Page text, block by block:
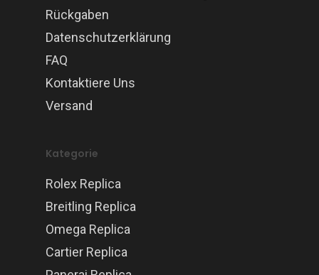
Rückgaben
Datenschutzerklärung
FAQ
Kontaktiere Uns
Versand
Kategorie
Rolex Replica
Breitling Replica
Omega Replica
Cartier Replica